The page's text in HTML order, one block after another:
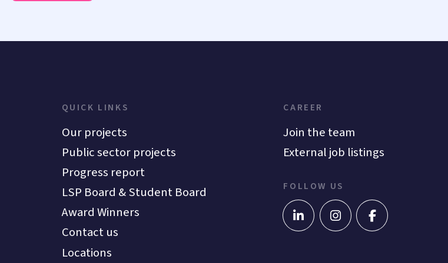
QUICK LINKS
Our projects
Public sector projects
Progress report
LSP Board & Student Board
Award Winners
Contact us
Locations
CAREER
Join the team
External job listings
FOLLOW US